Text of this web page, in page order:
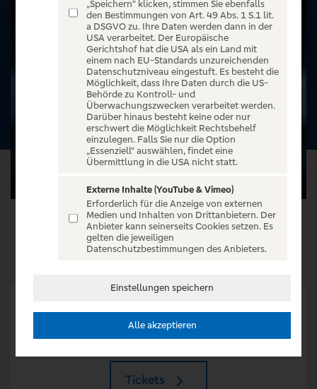
VERANSTALTUNG WÄHLEN
14
Showbühne Berlin - Berlin
SIXX PAXX Theater Berlin
Tickets
„Speichern“ klicken, stimmen Sie ebenfalls
den Bestimmungen von Art. 49 Abs. 1 S.1 lit.
a DSGVO zu. Ihre Daten werden dann in der
USA verarbeitet. Der Europäische
Gerichtshof hat die USA als ein Land mit
einem nach EU-Standards unzureichenden
Datenschutzniveau eingestuft. Es besteht die
Möglichkeit, dass Ihre Daten durch die US-
Behörde zu Kontroll- und
Überwachungszwecken verarbeitet werden.
Darüber hinaus besteht keine oder nur
erschwert die Möglichkeit Rechtsbehelf
einzulegen. Falls Sie nur die Option
„Essenziell“ auswählen, findet eine
Übermittlung in die USA nicht statt.
Externe Inhalte (YouTube & Vimeo)
Erforderlich für die Anzeige von externen
Medien und Inhalten von Drittanbietern. Der
Anbieter kann seinerseits Cookies setzen. Es
gelten die jeweiligen
Datenschutzbestimmungen des Anbieters.
Einstellungen speichern
Alle akzeptieren